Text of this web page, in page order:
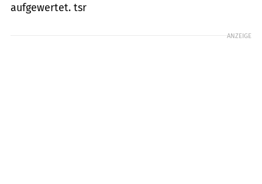
aufgewertet. tsr
ANZEIGE